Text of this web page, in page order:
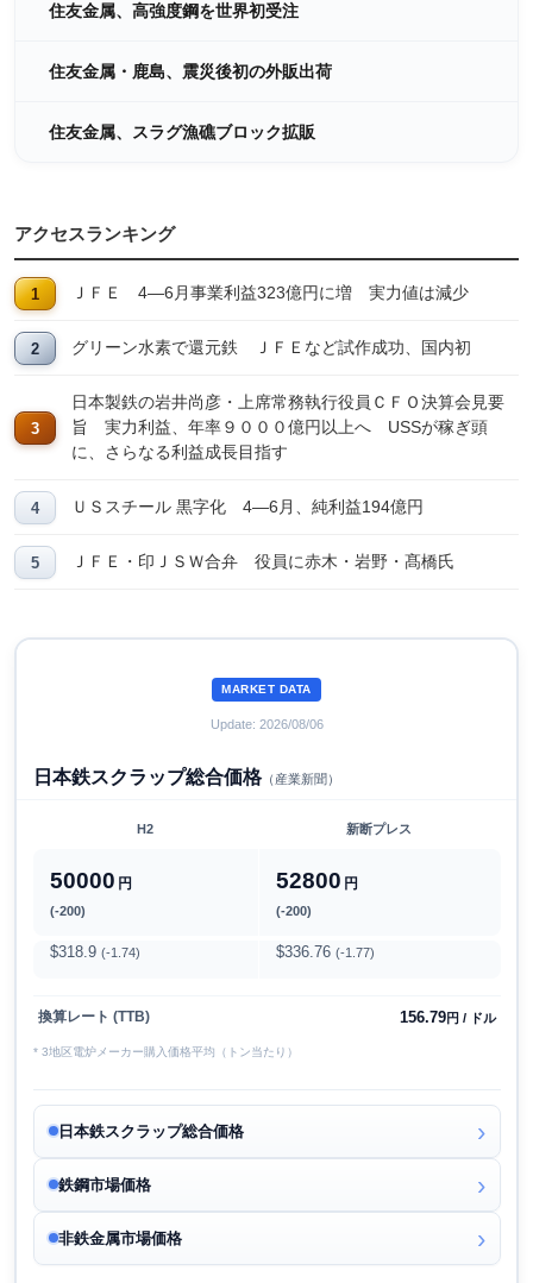
住友金属、高強度鋼を世界初受注
住友金属・鹿島、震災後初の外販出荷
住友金属、スラグ漁礁ブロック拡販
アクセスランキング
ＪＦＥ 4―6月事業利益323億円に増 実力値は減少
グリーン水素で還元鉄 ＪＦＥなど試作成功、国内初
日本製鉄の岩井尚彦・上席常務執行役員ＣＦＯ決算会見要
旨 実力利益、年率９０００億円以上へ USSが稼ぎ頭
に、さらなる利益成長目指す
ＵＳスチール 黒字化 4―6月、純利益194億円
ＪＦＥ・印ＪＳＷ合弁 役員に赤木・岩野・髙橋氏
MARKET DATA
Update: 2026/08/06
日本鉄スクラップ総合価格（産業新聞）
H2 新断プレス
50000 円
(-200)
52800 円
(-200)
$318.9 (-1.74) $336.76 (-1.77)
換算レート (TTB) 156.79円 / ドル
* 3地区電炉メーカー購入価格平均（トン当たり）
日本鉄スクラップ総合価格
鉄鋼市場価格
非鉄金属市場価格